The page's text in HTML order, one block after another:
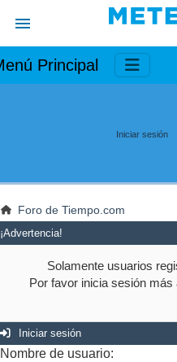
Principal
Iniciar sesión
Foro de Tiempo.com
¡Advertencia!
Solamente usuarios
Por favor inicia sesión más
Iniciar sesión
Nombre de usuario: